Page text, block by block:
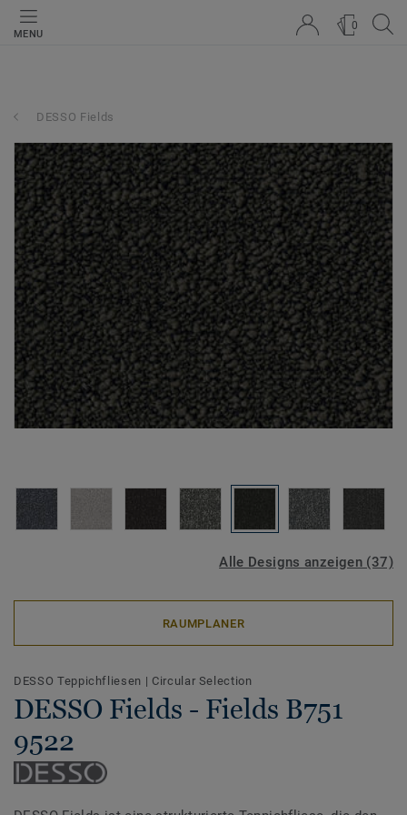
MENU
0
DESSO Fields
Alle Designs anzeigen (37)
RAUMPLANER
DESSO Teppichfliesen | Circular Selection
DESSO Fields - Fields B751
9522